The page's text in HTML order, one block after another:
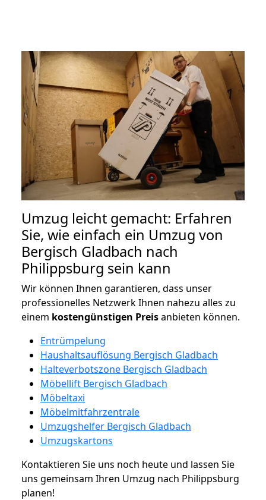
Umzug leicht gemacht: Erfahren
Sie, wie einfach ein Umzug von
Bergisch Gladbach nach
Philippsburg sein kann
Wir können Ihnen garantieren, dass unser
professionelles Netzwerk Ihnen nahezu alles zu
einem kostengünstigen Preisanbieten können.
Entrümpelung
Haushaltsauflösung Bergisch Gladbach
Halteverbotszone Bergisch Gladbach
Möbellift Bergisch Gladbach
Möbeltaxi
Möbelmitfahrzentrale
Umzugshelfer Bergisch Gladbach
Umzugskartons
Kontaktieren Sie uns noch heute und lassen Sie
uns gemeinsam Ihren Umzug nach Philippsburg
planen!